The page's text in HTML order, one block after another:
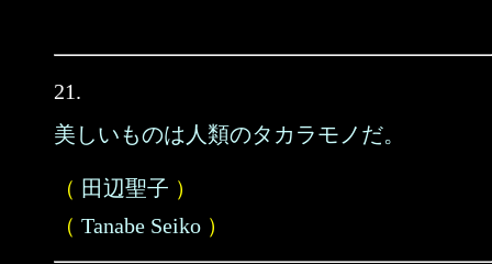
21.
美しいものは人類のタカラモノだ。
（ 田辺聖子 ）
（ Tanabe Seiko ）